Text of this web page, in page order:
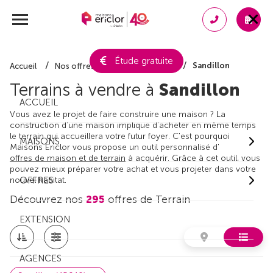
Étude gratuite
ACCUEIL
MAISONS
OFFRES
EXTENSION
AGENCES
Accueil Nos offres de terrain Loiret Sandillon
Terrains à vendre à Sandillon
Vous avez le projet de faire construire une maison ? La
construction d'une maison implique d'acheter en même temps
le terrain qui accueillera votre futur foyer. C'est pourquoi
Maisons Ericlor vous propose un outil personnalisé d'
offres de maison et de terrain à acquérir. Grâce à cet outil, vous
pouvez mieux préparer votre achat et vous projeter dans votre
nouvel habitat.
Découvrez nos 295 offres de Terrain